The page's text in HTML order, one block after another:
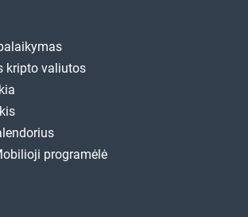
kripto valiutos
programėlė